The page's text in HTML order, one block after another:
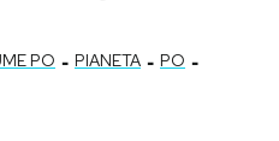
PO - PIANETA - PO -